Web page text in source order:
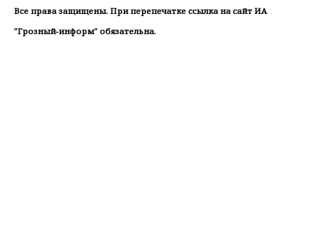
Все права защищены. При перепечатке ссылка на сайт ИА
"Грозный-информ" обязательна.